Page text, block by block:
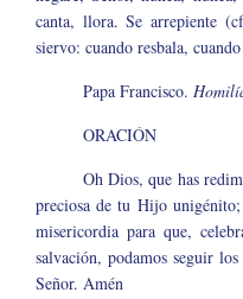
canta, llora. Se arrepiente
siervo: cuando resbala,
Papa Francisco.
ORACIÓN
Oh Dios, que has
preciosa de tu Hijo
misericordia para que,
salvación, podamos seguir
Señor. Amén